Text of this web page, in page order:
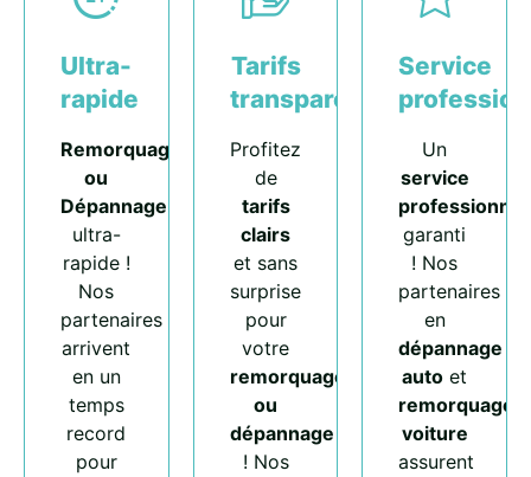
Ultra-
rapide
Remorquage
ou
Dépannage
ultra-
rapide !
Nos
partenaires
arrivent
en un
temps
record
pour
Tarifs
transparents
Profitez
de
tarifs
clairs
et sans
surprise
pour
votre
remorquage
ou
dépannage
! Nos
Service
Un
service
professionnel
garanti
! Nos
partenaires
en
dépannage
auto et
remorquage
voiture
assurent